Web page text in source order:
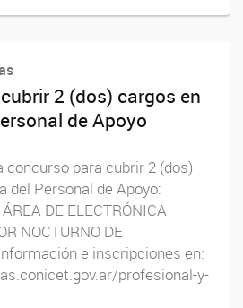
2 (dos) cargos en
de Apoyo
concurso para cubrir 2 (dos)
del Personal de Apoyo:
DE ELECTRÓNICA
NOCTURNO DE
e inscripciones en:
profesional-y-